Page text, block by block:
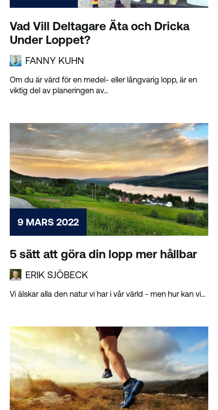
Vad Vill Deltagare Äta och Dricka
Under Loppet?
FANNY KUHN
Om du är värd för en medel- eller långvarig lopp, är en
viktig del av planeringen av...
9 MARS 2022
5 sätt att göra din lopp mer hållbar
ERIK SJÖBECK
Vi älskar alla den natur vi har i vår värld - men hur kan vi...